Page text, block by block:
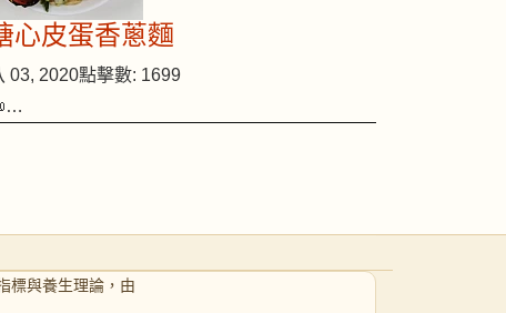
心皮蛋香蔥麵
03, 2020點擊數: 1699
標與養生理論，由